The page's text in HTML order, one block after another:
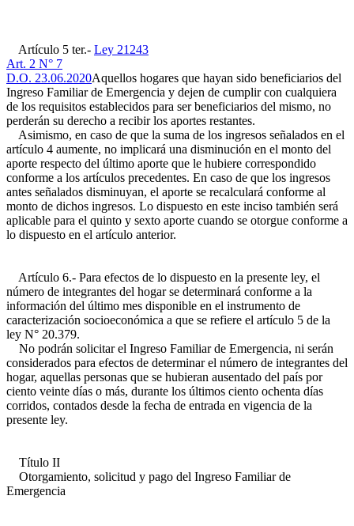
Artículo 5 ter.- Ley 21243
Art. 2 N° 7
D.O. 23.06.2020Aquellos hogares que hayan sido beneficiarios del
Ingreso Familiar de Emergencia y dejen de cumplir con cualquiera
de los requisitos establecidos para ser beneficiarios del mismo, no
perderán su derecho a recibir los aportes restantes.
Asimismo, en caso de que la suma de los ingresos señalados en el
artículo 4 aumente, no implicará una disminución en el monto del
aporte respecto del último aporte que le hubiere correspondido
conforme a los artículos precedentes. En caso de que los ingresos
antes señalados disminuyan, el aporte se recalculará conforme al
monto de dichos ingresos. Lo dispuesto en este inciso también será
aplicable para el quinto y sexto aporte cuando se otorgue conforme a
lo dispuesto en el artículo anterior.
Artículo 6.- Para efectos de lo dispuesto en la presente ley, el
número de integrantes del hogar se determinará conforme a la
información del último mes disponible en el instrumento de
caracterización socioeconómica a que se refiere el artículo 5 de la
ley N° 20.379.
No podrán solicitar el Ingreso Familiar de Emergencia, ni serán
considerados para efectos de determinar el número de integrantes del
hogar, aquellas personas que se hubieran ausentado del país por
ciento veinte días o más, durante los últimos ciento ochenta días
corridos, contados desde la fecha de entrada en vigencia de la
presente ley.
Título II
Otorgamiento, solicitud y pago del Ingreso Familiar de
Emergencia